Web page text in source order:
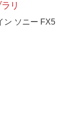
リ
ン ソニー FX5